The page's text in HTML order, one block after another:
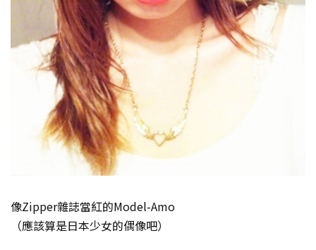
像Zipper雜誌當紅的Model-Amo
（應該算是日本少女的偶像吧）